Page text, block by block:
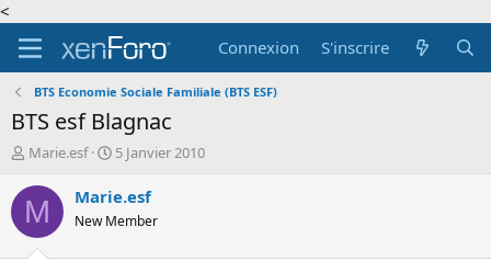
<
Connexion
S'inscrire
BTS Economie Sociale Familiale (BTS ESF)
BTS esf Blagnac
A
t
e
r
Marie.esf
D
t
d
5 Janvier 2010
M Marie.esf
New Member